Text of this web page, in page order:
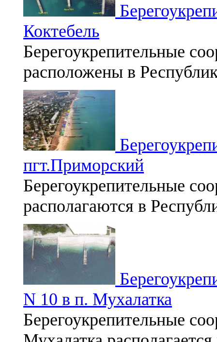
Коктебель
Берегоукрепительные
расположены в
пгт.Приморский
Берегоукрепительные
располагаются в
N 10 в п. Мухалатка
Берегоукрепительные